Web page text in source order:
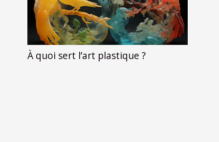
À quoi sert l’art plastique ?